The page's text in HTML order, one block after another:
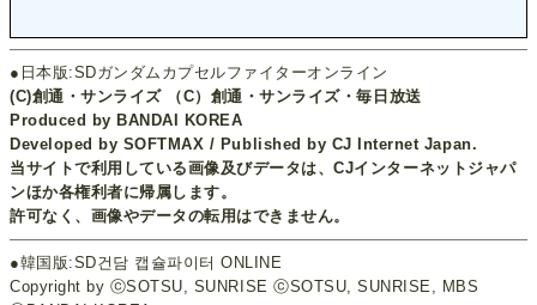
●日本版:SDガンダムカプセルファイターオンライン
(C)創通・サンライズ （C）創通・サンライズ・毎日放送
Produced by BANDAI KOREA
Developed by SOFTMAX / Published by CJ Internet Japan.
当サイトで利用している画像及びデータは、CJインターネットジャパ
ンほか各権利者に帰属します。
許可なく、画像やデータの転用はできません。
●韓国版:SD건담 캡슐파이터 ONLINE
Copyright by ⓒSOTSU, SUNRISE ⓒSOTSU, SUNRISE, MBS